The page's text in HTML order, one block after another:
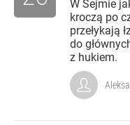
W Sejmie
kroczą po
przełykają
do
z hukiem.